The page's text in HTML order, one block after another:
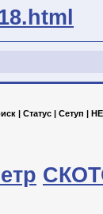
| Статус | Сетуп |